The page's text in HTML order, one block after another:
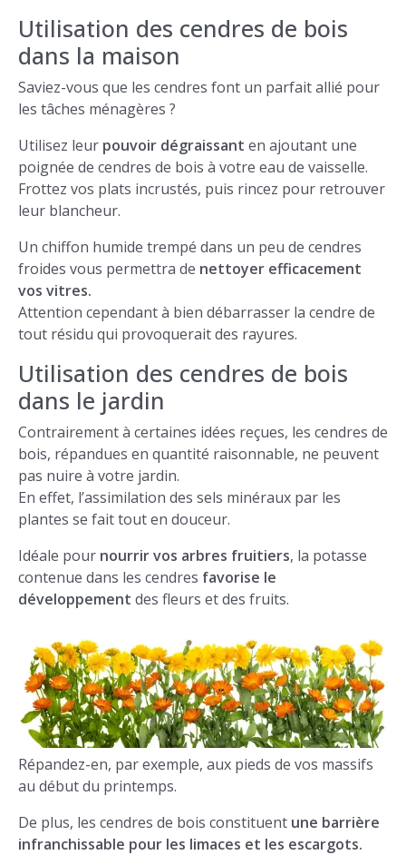
Utilisation des cendres de bois
dans la maison
Saviez-vous que les cendres font un parfait allié pour
les tâches ménagères ?
Utilisez leur pouvoir dégraissant en ajoutant une
poignée de cendres de bois à votre eau de vaisselle.
Frottez vos plats incrustés, puis rincez pour retrouver
leur blancheur.
Un chiffon humide trempé dans un peu de cendres
froides vous permettra de nettoyer efficacement
vos vitres.
Attention cependant à bien débarrasser la cendre de
tout résidu qui provoquerait des rayures.
Utilisation des cendres de bois
dans le jardin
Contrairement à certaines idées reçues, les cendres de
bois, répandues en quantité raisonnable, ne peuvent
pas nuire à votre jardin.
En effet, l’assimilation des sels minéraux par les
plantes se fait tout en douceur.
Idéale pour nourrir vos arbres fruitiers, la potasse
contenue dans les cendres favorise le
développement des fleurs et des fruits.
Répandez-en, par exemple, aux pieds de vos massifs
au début du printemps.
De plus, les cendres de bois constituent une barrière
infranchissable pour les limaces et les escargots.